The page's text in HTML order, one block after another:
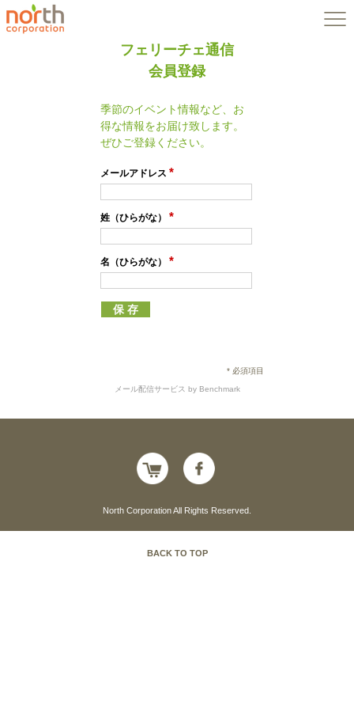
フェリーチェ通信
会員登録
季節のイベント情報など、お
得な情報をお届け致します。
ぜひご登録ください。
メールアドレス *
姓（ひらがな） *
名（ひらがな） *
* 必須項目
メール配信サービス by Benchmark
North Corporation All Rights Reserved.
BACK TO TOP